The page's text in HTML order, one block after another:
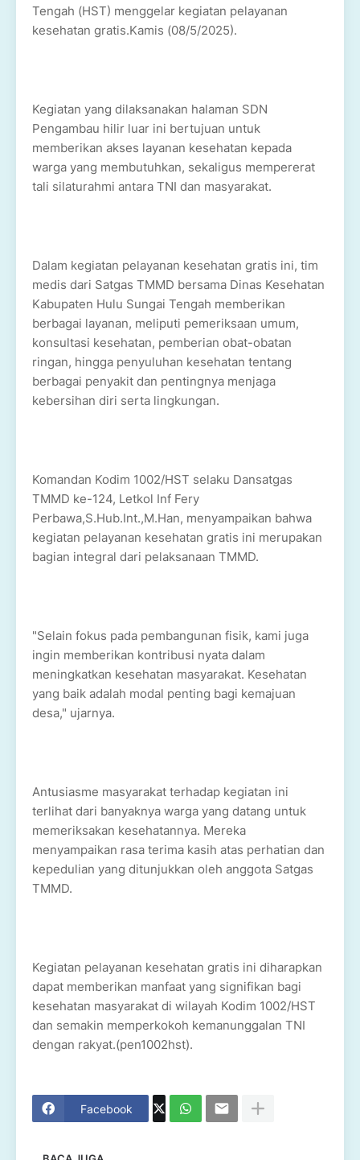
Tengah (HST) menggelar kegiatan pelayanan
kesehatan gratis.Kamis (08/5/2025).
Kegiatan yang dilaksanakan halaman SDN
Pengambau hilir luar ini bertujuan untuk
memberikan akses layanan kesehatan kepada
warga yang membutuhkan, sekaligus mempererat
tali silaturahmi antara TNI dan masyarakat.
Dalam kegiatan pelayanan kesehatan gratis ini, tim
medis dari Satgas TMMD bersama Dinas Kesehatan
Kabupaten Hulu Sungai Tengah memberikan
berbagai layanan, meliputi pemeriksaan umum,
konsultasi kesehatan, pemberian obat-obatan
ringan, hingga penyuluhan kesehatan tentang
berbagai penyakit dan pentingnya menjaga
kebersihan diri serta lingkungan.
Komandan Kodim 1002/HST selaku Dansatgas
TMMD ke-124, Letkol Inf Fery
Perbawa,S.Hub.Int.,M.Han, menyampaikan bahwa
kegiatan pelayanan kesehatan gratis ini merupakan
bagian integral dari pelaksanaan TMMD.
"Selain fokus pada pembangunan fisik, kami juga
ingin memberikan kontribusi nyata dalam
meningkatkan kesehatan masyarakat. Kesehatan
yang baik adalah modal penting bagi kemajuan
desa," ujarnya.
Antusiasme masyarakat terhadap kegiatan ini
terlihat dari banyaknya warga yang datang untuk
memeriksakan kesehatannya. Mereka
menyampaikan rasa terima kasih atas perhatian dan
kepedulian yang ditunjukkan oleh anggota Satgas
TMMD.
Kegiatan pelayanan kesehatan gratis ini diharapkan
dapat memberikan manfaat yang signifikan bagi
kesehatan masyarakat di wilayah Kodim 1002/HST
dan semakin memperkokoh kemanunggalan TNI
dengan rakyat.(pen1002hst).
Facebook